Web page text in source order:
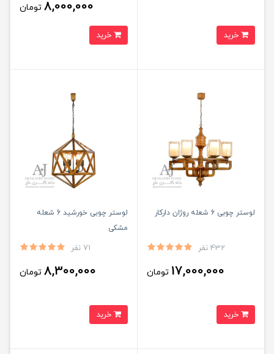
8,000,000 تومان
لوستر چوبی 6 شعله روژان دارکار
432 نفر
17,000,000 تومان
لوستر چوبی خورشید 6 شعله
مشکی
71 نفر
8,300,000 تومان